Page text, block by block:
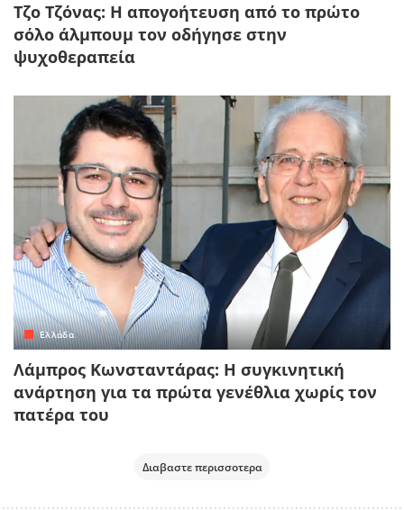
Τζο Τζόνας: Η απογοήτευση από το πρώτο
σόλο άλμπουμ τον οδήγησε στην
ψυχοθεραπεία
Ελλάδα
Λάμπρος Κωνσταντάρας: Η συγκινητική
ανάρτηση για τα πρώτα γενέθλια χωρίς τον
πατέρα του
Διαβαστε περισσοτερα